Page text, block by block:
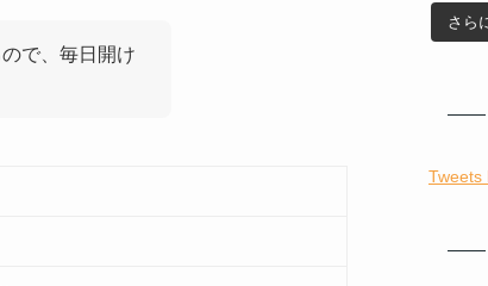
で、毎日開け
さら
Tweets